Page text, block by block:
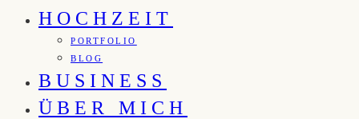
HOCHZEIT
PORTFOLIO
BLOG
BUSINESS
ÜBER MICH